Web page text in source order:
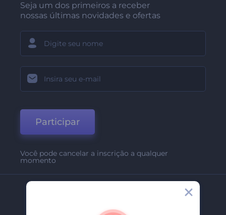
Seja um dos primeiros a receber
nossas últimas novidades e ofertas
Participar
Você pode cancelar a inscrição a qualquer
momento
Sobre Nós